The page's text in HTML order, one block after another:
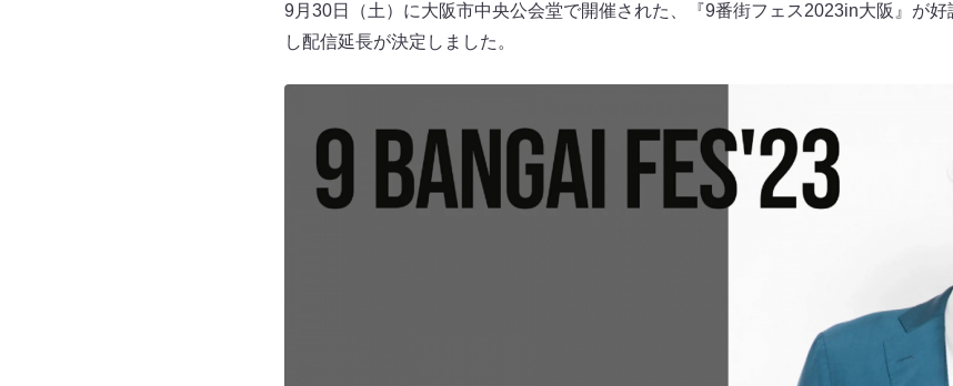
9月30日（土）に大阪市中央公会堂で開催された、『9番街フェス2023in大阪』が
し配信延長が決定しました。